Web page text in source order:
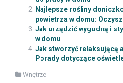
Najlepsze rośliny
powietrza w domu:
Jak urządzić wygodną i
w domu
Jak stworzyć relaksującą
Porady dotyczące
Wnętrze